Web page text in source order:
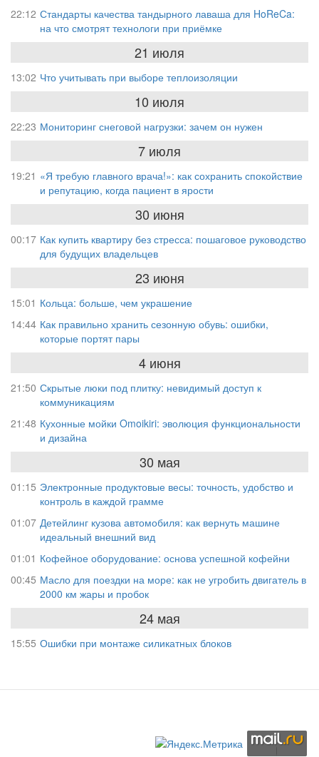
22:12 Стандарты качества тандырного лаваша для HoReCa:
на что смотрят технологи при приёмке
21 июля
13:02 Что учитывать при выборе теплоизоляции
10 июля
22:23 Мониторинг снеговой нагрузки: зачем он нужен
7 июля
19:21 «Я требую главного врача!»: как сохранить спокойствие
и репутацию, когда пациент в ярости
30 июня
00:17 Как купить квартиру без стресса: пошаговое руководство
для будущих владельцев
23 июня
15:01 Кольца: больше, чем украшение
14:44 Как правильно хранить сезонную обувь: ошибки,
которые портят пары
4 июня
21:50 Скрытые люки под плитку: невидимый доступ к
коммуникациям
21:48 Кухонные мойки Omoikiri: эволюция функциональности
и дизайна
30 мая
01:15 Электронные продуктовые весы: точность, удобство и
контроль в каждой грамме
01:07 Детейлинг кузова автомобиля: как вернуть машине
идеальный внешний вид
01:01 Кофейное оборудование: основа успешной кофейни
00:45 Масло для поездки на море: как не угробить двигатель в
2000 км жары и пробок
24 мая
15:55 Ошибки при монтаже силикатных блоков